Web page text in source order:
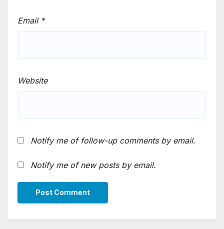
Email *
Website
Notify me of follow-up comments by email.
Notify me of new posts by email.